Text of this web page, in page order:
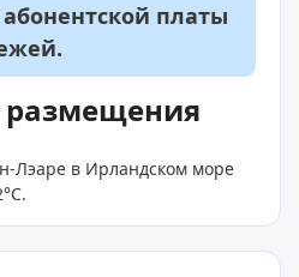
абонентской платы
Лэаре в Ирландском море
°C.